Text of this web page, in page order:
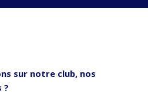
sur notre club, nos
?